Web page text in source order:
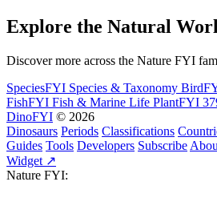
Explore the Natural
Discover more across the Nature FYI
SpeciesFYI Species & Taxonomy
FishFYI Fish & Marine Life PlantFYI
DinoFYI © 2026
Dinosaurs Periods Classifications
Guides Tools Developers Subscribe
Widget ↗
Nature FYI: